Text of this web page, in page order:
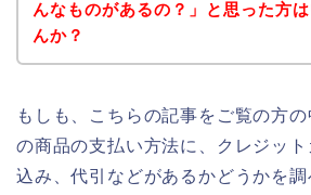
んなものがあるの？」と思った方
んか？
もしも、こちらの記事をご覧の方
の商品の支払い方法に、クレジット
込み、代引などがあるかどうかを